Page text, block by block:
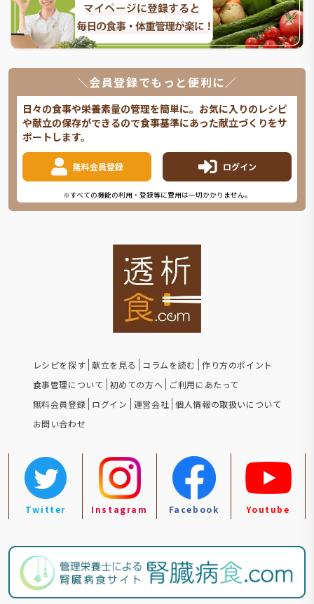
＼会員登録でもっと便利に／
日々の食事や栄養素量の管理を簡単に。お気に入りのレシピ
や献立の保存ができるので食事基準にあった献立づくりをサ
ポートします。
無料会員登録 ログイン
※すべての機能の利用・登録等に費用は一切かかりません。
レシピを探す 献立を見る コラムを読む
作り方のポイント
食事管理について
初めての方へ
ご利用にあたって
無料会員登録 ログイン 運営会社 個人情報の取扱いについて
お問い合わせ
Twitter Instagram Facebook Youtube